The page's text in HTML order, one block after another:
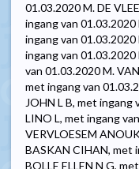
01.03.2020 M. DE
ingang van 01.03.2020
ingang van 01.03.2020
ingang van
van 01.03.2020 M.
met ingang van
JOHN L B, met ingang
LINO L, met ingang
VERVLOESEM
BASKAN CIHAN, met
BOLLE ELLEN N G,